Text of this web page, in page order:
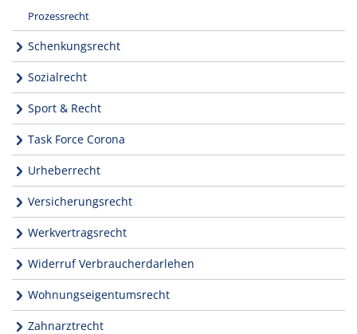
Prozessrecht
Schenkungsrecht
Sozialrecht
Sport & Recht
Task Force Corona
Urheberrecht
Versicherungsrecht
Werkvertragsrecht
Widerruf Verbraucherdarlehen
Wohnungseigentumsrecht
Zahnarztrecht